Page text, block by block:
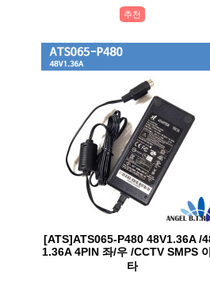
추천
[ATS]ATS065-P480 48V1.36A /
1.36A 4PIN 좌/우 /CCTV SMPS
타